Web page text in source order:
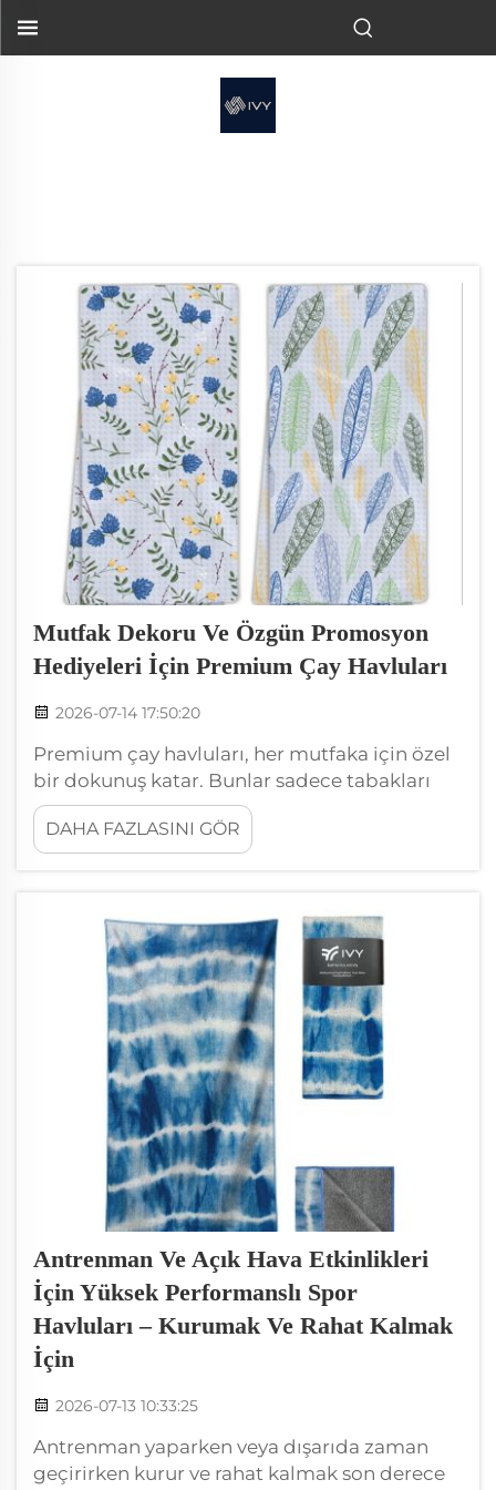
Mutfak Dekoru Ve Özgün Promosyon
Hediyeleri İçin Premium Çay Havluları
2026-07-14 17:50:20
Premium çay havluları, her mutfaka için özel
bir dokunuş katar. Bunlar sadece tabakları
kurutmak için değil; aynı zamanda güzel
dekorasyon öğeleri olarak da kullanılabilir.
Birçok kişi, çeşitli renk ve desenlerde
kullanmayı sever. Hatta bunları...
DAHA FAZLASINI GÖR
Antrenman Ve Açık Hava Etkinlikleri
İçin Yüksek Performanslı Spor
Havluları – Kurumak Ve Rahat Kalmak
İçin
2026-07-13 10:33:25
Antrenman yaparken veya dışarıda zaman
geçirirken kurur ve rahat kalmak son derece